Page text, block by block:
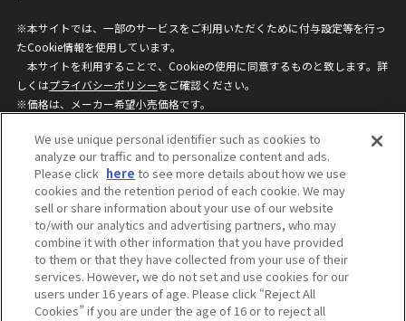
※本サイトでは、一部のサービスをご利用いただくために付与設定等を行っ
たCookie情報を使用しています。
本サイトを利用することで、Cookieの使用に同意するものと致します。詳
しくはプライバシーポリシーをご確認ください。
※価格は、メーカー希望小売価格です。
ざいますのでご了承ください。
privacypolicy
Do Not Sell or Share My
Personal Information
ウェブサイトご利用条件
ソーシャルメディアポリシー
個人情報保護方針
お問い合わせ
©BANDAI
We use unique personal identifier such as cookies to
analyze our traffic and to personalize content and ads.
Please click here to see more details about how we use
cookies and the retention period of each cookie. We may
sell or share information about your use of our website
to/with our analytics and advertising partners, who may
combine it with other information that you have provided
to them or that they have collected from your use of their
services. However, we do not set and use cookies for our
users under 16 years of age. Please click “Reject All
Cookies” if you are under the age of 16 or to reject all